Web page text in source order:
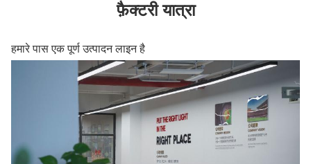
फ़ैक्टरी यात्रा
हमारे पास एक पूर्ण उत्पादन लाइन है